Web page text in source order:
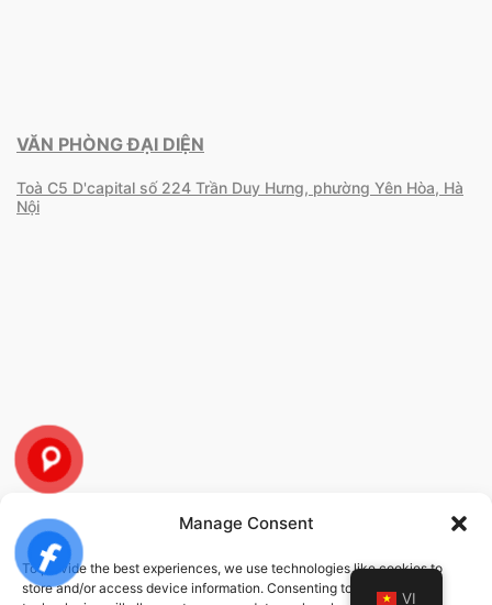
Manage Consent
To provide the best experiences, we use technologies like cookies to
store and/or access device information. Consenting to these
VĂN PHÒNG ĐẠI DIỆN
Toà C5 D'capital số 224 Trần Duy Hưng, phường Yên Hòa, Hà
Nội
CHÍNH SÁCH VI